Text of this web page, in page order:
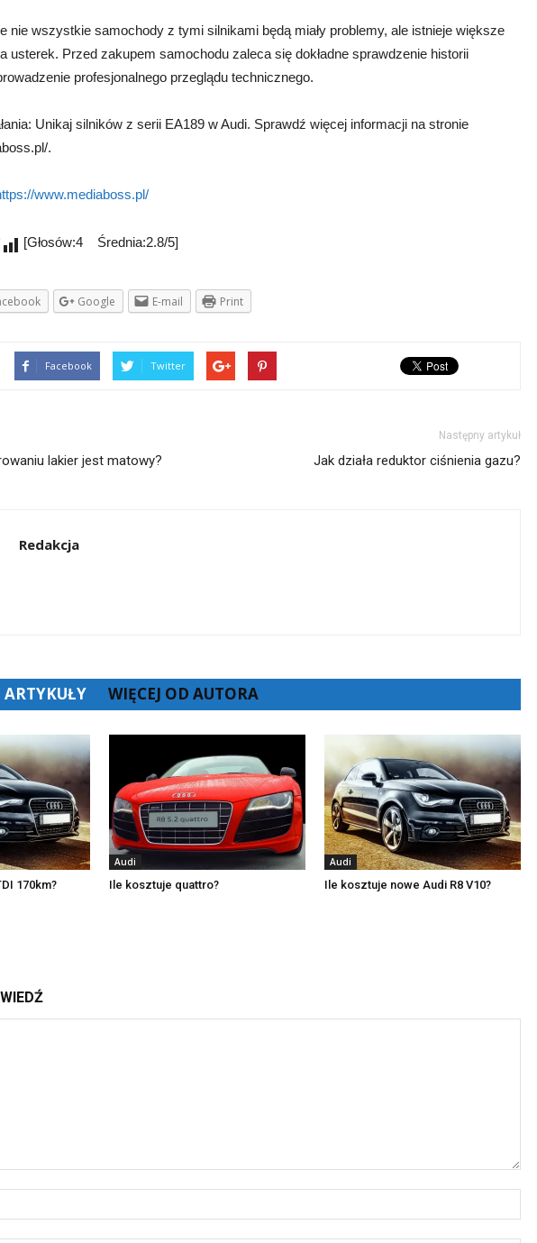
nie wszystkie samochody z tymi silnikami będą miały problemy, ale istnieje większe
usterek. Przed zakupem samochodu zaleca się dokładne sprawdzenie historii
profesjonalnego przeglądu technicznego.
Unikaj silników z serii EA189 w Audi. Sprawdź więcej informacji na stronie
.
www.mediaboss.pl/
[Głosów:4 Średnia:2.8/5]
Google E-mail Print
Facebook Twitter
lakier jest matowy?
Następny artykuł
Jak działa reduktor ciśnienia gazu?
Redakcja
WIĘCEJ OD AUTORA
170km?
Audi
Ile kosztuje quattro?
Audi
Ile kosztuje nowe Audi R8 V10?